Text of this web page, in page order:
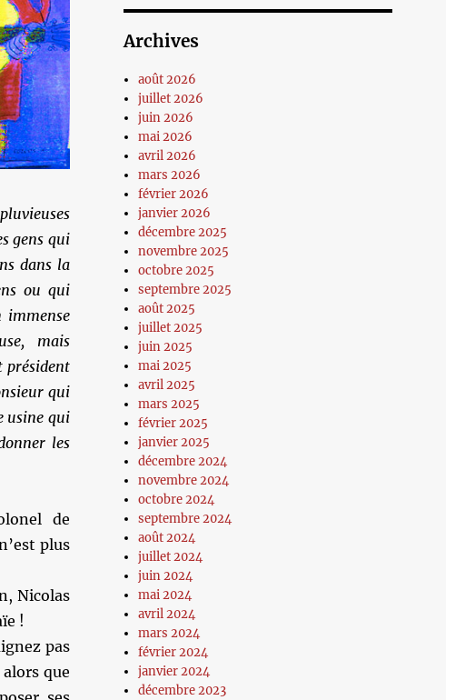
gens qui
dans la
ou qui
immense
mais
président
qui
usine qui
les
de
plus
Nicolas
!
pas
que
Archives
août 2026
juillet 2026
juin 2026
mai 2026
avril 2026
mars 2026
février 2026
janvier 2026
décembre 2025
novembre 2025
octobre 2025
septembre 2025
août 2025
juillet 2025
juin 2025
mai 2025
avril 2025
mars 2025
février 2025
janvier 2025
décembre 2024
novembre 2024
octobre 2024
septembre 2024
août 2024
juillet 2024
juin 2024
mai 2024
avril 2024
mars 2024
février 2024
janvier 2024
décembre 2023